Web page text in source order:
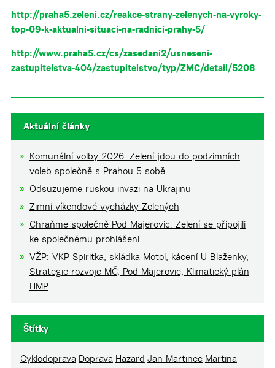
http://praha5.zeleni.cz/reakce-strany-zelenych-na-vyroky-
top-09-k-aktualni-situaci-na-radnici-prahy-5/
http://www.praha5.cz/cs/zasedani2/usneseni-
zastupitelstva-404/zastupitelstvo/typ/ZMC/detail/5208
Aktuální články
Komunální volby 2026: Zelení jdou do podzimních
voleb společně s Prahou 5 sobě
Odsuzujeme ruskou invazi na Ukrajinu
Zimní víkendové vycházky Zelených
Chraňme společně Pod Majerovic: Zelení se připojili
ke společnému prohlášení
VŽP: VKP Spiritka, skládka Motol, kácení U Blaženky,
Strategie rozvoje MČ, Pod Majerovic, Klimatický plán
HMP
Štítky
Cyklodoprava Doprava Hazard Jan Martinec Martina